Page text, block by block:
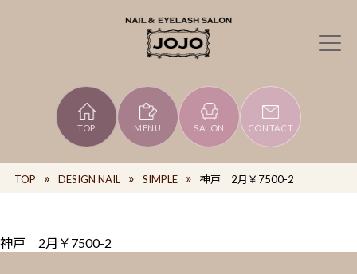
TOP MENU SALON CONTACT
TOP DESIGN NAIL SIMPLE 神戸 2月￥7500-2
神戸 2月￥7500-2